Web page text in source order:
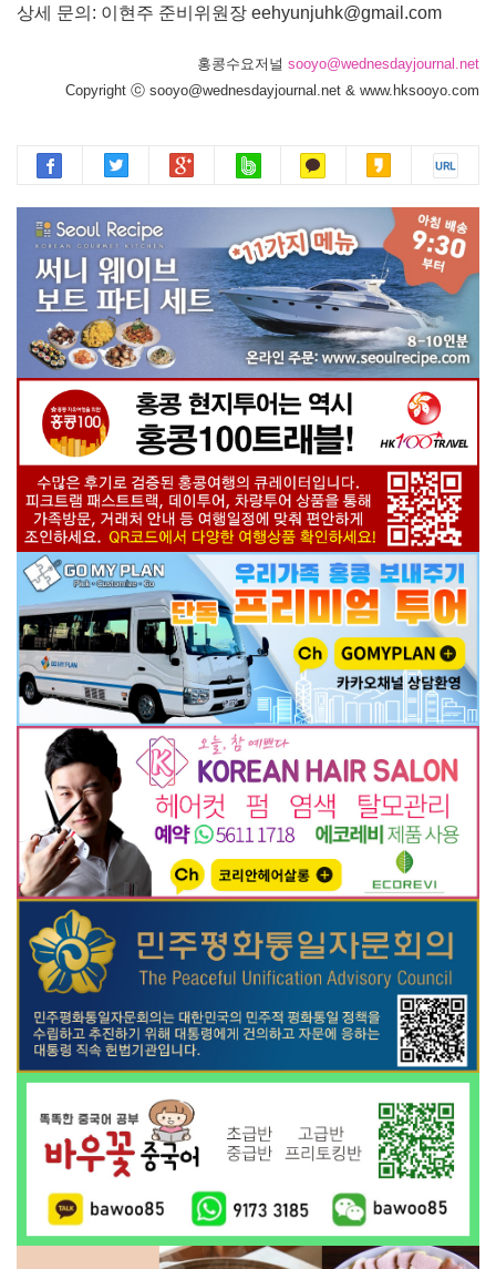
상세 문의: 이현주 준비위원장 eehyunjuhk@gmail.com
홍콩수요저널 sooyo@wednesdayjournal.net
Copyright ⓒ sooyo@wednesdayjournal.net & www.hksooyo.com